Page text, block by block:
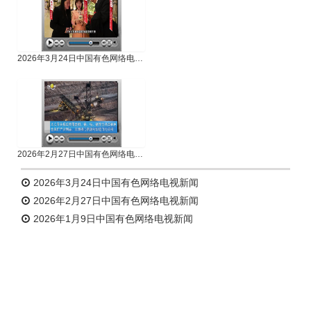
2026年3月24日中国有色网络电视新闻
2026年2月27日中国有色网络电视新闻
2026年3月24日中国有色网络电视新闻
2026年2月27日中国有色网络电视新闻
2026年1月9日中国有色网络电视新闻